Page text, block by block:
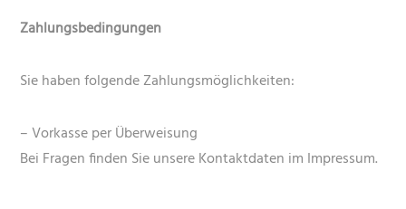
Zahlungsbedingungen
Sie haben folgende Zahlungsmöglichkeiten:
– Vorkasse per Überweisung
Bei Fragen finden Sie unsere Kontaktdaten im Impressum.